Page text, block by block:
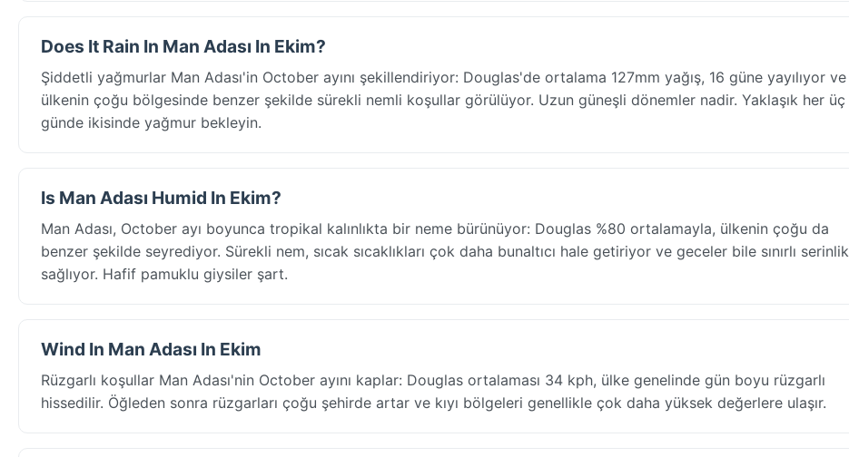
Does It Rain In Man Adası In Ekim?
Şiddetli yağmurlar Man Adası'in October ayını şekillendiriyor: Douglas'de ortalama 127mm yağış, 16 güne yayılıyor ve
ülkenin çoğu bölgesinde benzer şekilde sürekli nemli koşullar görülüyor. Uzun güneşli dönemler nadir. Yaklaşık her üç
günde ikisinde yağmur bekleyin.
Is Man Adası Humid In Ekim?
Man Adası, October ayı boyunca tropikal kalınlıkta bir neme bürünüyor: Douglas %80 ortalamayla, ülkenin çoğu da
benzer şekilde seyrediyor. Sürekli nem, sıcak sıcaklıkları çok daha bunaltıcı hale getiriyor ve geceler bile sınırlı serinlik
sağlıyor. Hafif pamuklu giysiler şart.
Wind In Man Adası In Ekim
Rüzgarlı koşullar Man Adası'nin October ayını kaplar: Douglas ortalaması 34 kph, ülke genelinde gün boyu rüzgarlı
hissedilir. Öğleden sonra rüzgarları çoğu şehirde artar ve kıyı bölgeleri genellikle çok daha yüksek değerlere ulaşır.